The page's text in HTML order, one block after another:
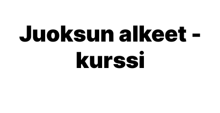
Juoksun alkeet -
kurssi